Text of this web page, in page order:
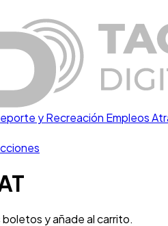
y Recreación Empleos
y añade al carrito.